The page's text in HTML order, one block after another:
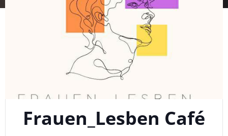
Frauen_Lesben Café